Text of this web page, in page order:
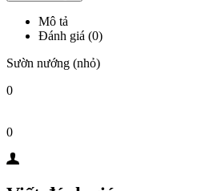
Mô tả
Đánh giá (0)
Sườn nướng (nhỏ)
0
0